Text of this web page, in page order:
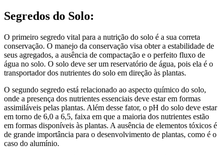
Segredos do Solo:
O primeiro segredo vital para a nutrição do solo é a sua correta
conservação. O manejo da conservação visa obter a estabilidade de
seus agregados, a ausência de compactação e o perfeito fluxo de
água no solo. O solo deve ser um reservatório de água, pois ela é o
transportador dos nutrientes do solo em direção às plantas.
O segundo segredo está relacionado ao aspecto químico do solo,
onde a presença dos nutrientes essenciais deve estar em formas
assimiláveis pelas plantas. Além desse fator, o pH do solo deve estar
em torno de 6,0 a 6,5, faixa em que a maioria dos nutrientes estão
em formas disponíveis às plantas. A ausência de elementos tóxicos é
de grande importância para o desenvolvimento de plantas, como é o
caso do alumínio.